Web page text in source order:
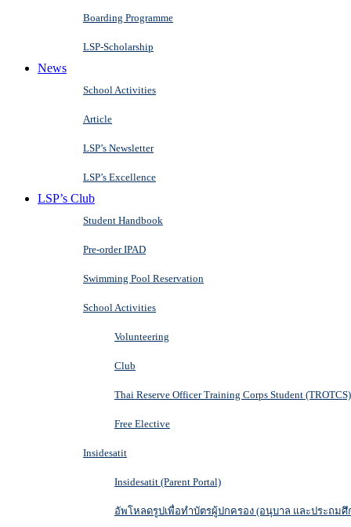
Boarding Programme
LSP-Scholarship
News
School Activities
Article
LSP’s Newsletter
LSP’s Excellence
LSP’s Club
Student Handbook
Pre-order IPAD
Swimming Pool Reservation
School Activities
Volunteering
Club
Thai Reserve Officer Training Corps Student (TROTCS)
Free Elective
Insidesatit
Insidesatit (Parent Portal)
อัพโหลดรูปเพื่อทำบัตรผู้ปกครอง (อนุบาล และประถมศึ